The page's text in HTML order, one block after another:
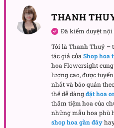
THANH
Đã kiểm duyệt nội
Tôi làThanh Thuỷ –
tác giả củaShop hoa
hoaFlowersight
lượng cao, được
nhất và bảo quản
thể dễ dàngđặt hoa
thămtiệm hoacủa
những mẫu hoa phù
shop hoa gần đây